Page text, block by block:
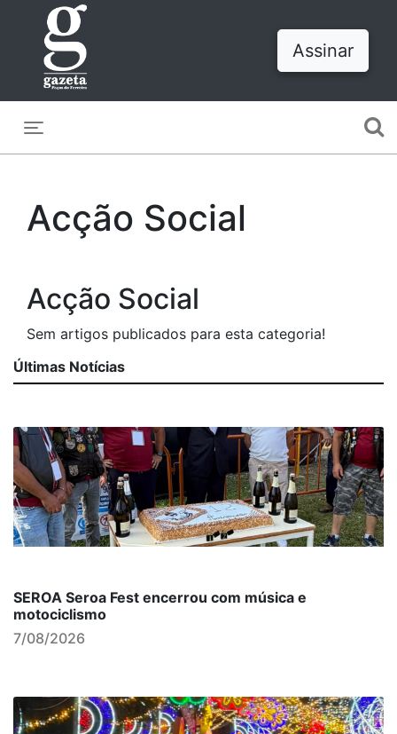
Assinar
Acção Social
Acção Social
Sem artigos publicados para esta categoria!
Últimas Notícias
SEROA Seroa Fest encerrou com música e
motociclismo
7/08/2026